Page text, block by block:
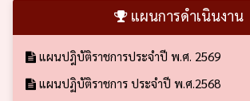
แผนการดำเนินงาน
แผนปฎิบัติราชการประจำปี พ.ศ. 2569
แผนปฏิบัติราชการ ประจำปี พ.ศ.2568